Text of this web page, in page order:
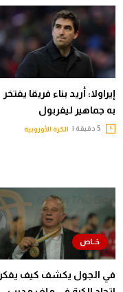
إيراولا: أريد بناء فريقا يفتخر
به جماهير ليفربول
الكرة الأوروبية
في الجول يكشف كيف يفكر